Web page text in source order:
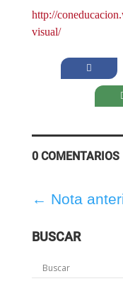
http://
visual/
0 COMENTARIOS
← Nota
BUSCAR